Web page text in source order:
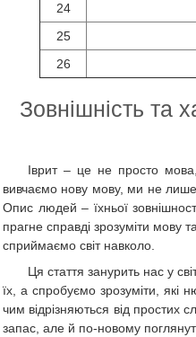
24
25
26
Зовнішність та
Іврит – це не просто
вивчаємо нову мову, ми не лише
Опис людей – їхньої
прагне справді зрозуміти мову
сприймаємо світ навколо.
Ця стаття занурить нас у
їх, а спробуємо зрозуміти, які
чим відрізняються від
запас, але й по-новому